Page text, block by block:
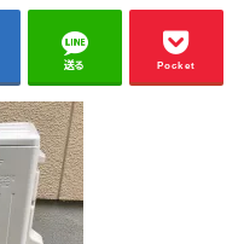
送る Pocket